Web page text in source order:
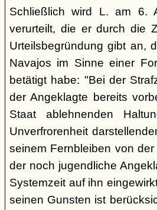
Schließlich wird L. am 6.
verurteilt, die er durch die
Urteilsbegründung gibt an,
Navajos im Sinne einer
betätigt habe: "Bei der
der Angeklagte bereits
Staat ablehnenden
Unverfrorenheit
seinem Fernbleiben von
der noch jugendliche
Systemzeit auf ihn
seinen Gunsten ist